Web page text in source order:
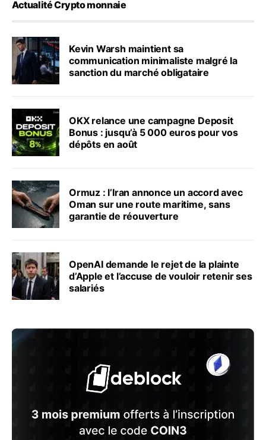
Actualité Crypto monnaie
Kevin Warsh maintient sa
communication minimaliste malgré la
sanction du marché obligataire
OKX relance une campagne Deposit
Bonus : jusqu’à 5 000 euros pour vos
dépôts en août
Ormuz : l’Iran annonce un accord avec
Oman sur une route maritime, sans
garantie de réouverture
OpenAI demande le rejet de la plainte
d’Apple et l’accuse de vouloir retenir ses
salariés